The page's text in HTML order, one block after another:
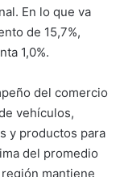
En lo que va
de 15,7%,
1,0%.
del comercio
vehículos,
y productos para
del promedio
mantiene